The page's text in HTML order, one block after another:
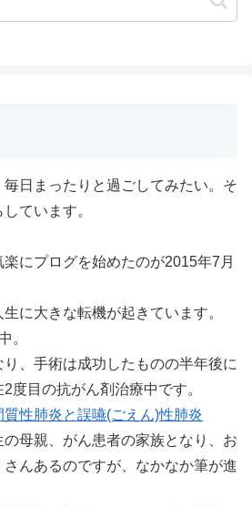
日まったりと過ごしてみたい。そ
ています。
にプログを始めたのが2015年7月
に大きな転機が起きています。
。
、手術は成功したものの半年後に
度目の抗がん剤治療中です。
性肺炎と誤嚥(ごえん)性肺炎
母親、がん患者の家族となり、お
んあるのですが、なかなか筆が進